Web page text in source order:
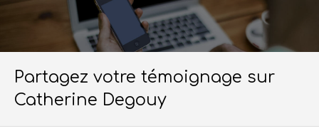
Partagez votre témoignage sur
Catherine Degouy